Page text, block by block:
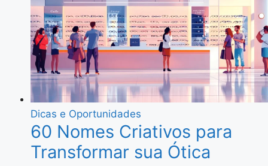
Dicas e Oportunidades
60 Nomes Criativos para
Transformar sua Ótica